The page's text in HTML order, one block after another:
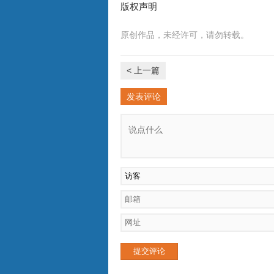
版权声明
原创作品，未经许可，请勿转载。
< 上一篇
发表评论
提交评论